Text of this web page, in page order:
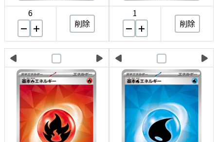
6
削除
1
削除